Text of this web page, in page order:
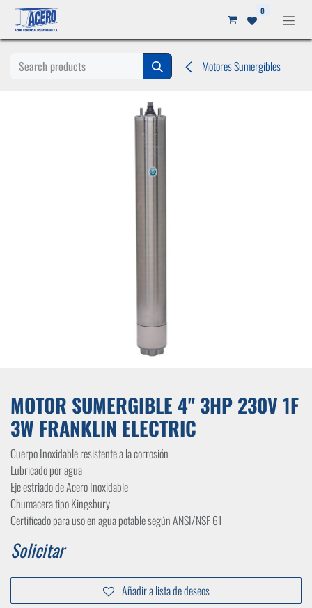
Ir al contenido 0
Motores Sumergibles
MOTOR SUMERGIBLE 4" 3HP 230V 1F
3W FRANKLIN ELECTRIC
Cuerpo Inoxidable resistente a la corrosión
Lubricado por agua
Eje estriado de Acero Inoxidable
Chumacera tipo Kingsbury
Certificado para uso en agua potable según ANSI/NSF 61
Solicitar
Añadir a lista de deseos